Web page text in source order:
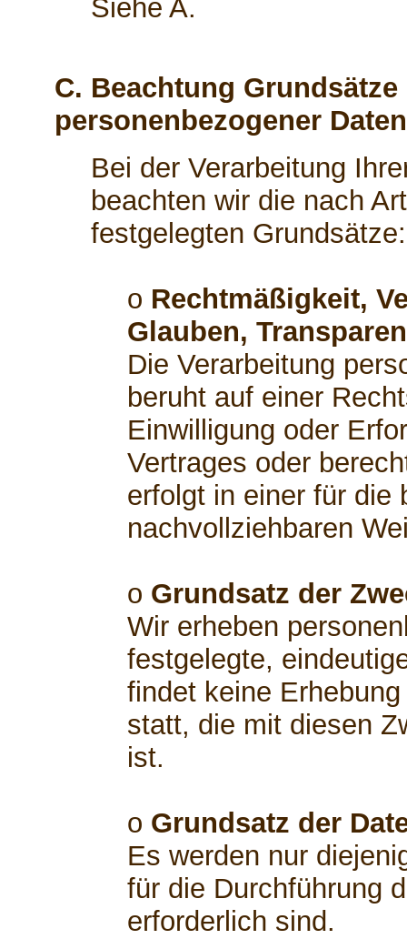
Siehe A.
C. Beachtung
personenbezogener Daten
Bei der Verarbeitung
beachten wir die nach
festgelegten Grundsätze:
o Rechtmäßigkeit,
Glauben,
Die Verarbeitung
beruht auf einer
Einwilligung oder
Vertrages oder
erfolgt in einer für die
nachvollziehbaren
o Grundsatz der
Wir erheben
festgelegte,
findet keine
statt, die mit diesen
ist.
o Grundsatz der
Es werden nur
für die Durchführung
erforderlich sind.